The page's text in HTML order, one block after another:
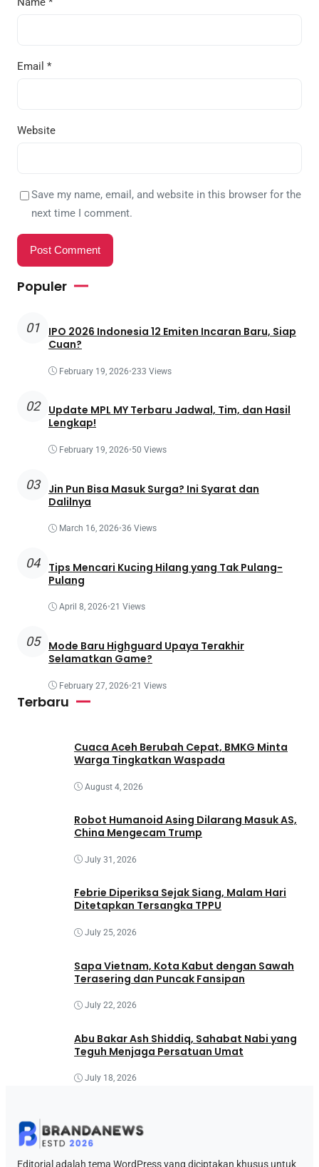
Email *
Website
Save my name, email, and website in this browser for the
next time I comment.
Populer
01
IPO 2026 Indonesia 12 Emiten Incaran Baru, Siap
Cuan?
February 19, 2026•233 Views
02
Update MPL MY Terbaru Jadwal, Tim, dan Hasil
Lengkap!
February 19, 2026•50 Views
03
Jin Pun Bisa Masuk Surga? Ini Syarat dan
Dalilnya
March 16, 2026•36 Views
04
Tips Mencari Kucing Hilang yang Tak Pulang-
Pulang
April 8, 2026•21 Views
05
Mode Baru Highguard Upaya Terakhir
Selamatkan Game?
February 27, 2026•21 Views
Terbaru
Cuaca Aceh Berubah Cepat, BMKG Minta
Warga Tingkatkan Waspada
August 4, 2026
Robot Humanoid Asing Dilarang Masuk AS,
China Mengecam Trump
July 31, 2026
Febrie Diperiksa Sejak Siang, Malam Hari
Ditetapkan Tersangka TPPU
July 25, 2026
Sapa Vietnam, Kota Kabut dengan Sawah
Terasering dan Puncak Fansipan
July 22, 2026
Abu Bakar Ash Shiddiq, Sahabat Nabi yang
Teguh Menjaga Persatuan Umat
July 18, 2026
Editorial adalah tema WordPress yang diciptakan khusus untuk